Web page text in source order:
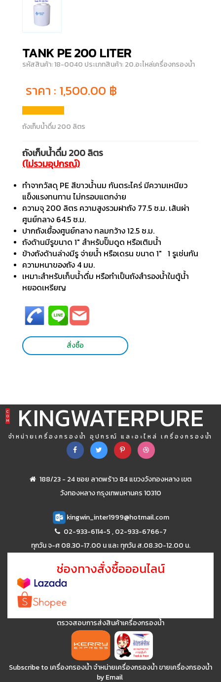
TANK PE 200 LITER
รหัสสินค้า: 18-0040 ประเภทสินค้า: 20.อะไหล่เครื่องกรองน้ำ
ราคา : 1,500.00 ฿
ถังเก็บน้ำดื่ม 200 ลิตร
ถังเก็บน้ำดื่ม 200 ลิตร
(ไม่รวมอุปกรณ์)
ทำจากวัสดุ PE สีขาวน้ำนม กันตระไคร่ มีความเหนียว
แข็งแรงทนทาน ไม่กรอบแตกง่าย
ความจุ 200 ลิตร ความสูงรวมฝาถัง 77.5 ซ.ม. เส้นผ่า
ศูนย์กลาง 64.5 ซ.ม.
ปากถังเยื้องศูนย์กลาง กลมกว้าง 12.5 ซ.ม.
ถังด้านมีรูขนาด 1" สำหรับปั๊มดูด หรือเติมน้ำ
ข้างถังด้านล่างมีรู จ่ายน้ำ หรือเดรน ขนาด 1" 1 รูเช่นกัน
ความหนาของถัง 4 มม.
เหมาะสำหรับเก็บน้ำดื่ม หรือทำเป็นถังสำรองน้ำในตู้น้ำ
หยอดเหรียญ
สั่งซื้อ
C
O
M KINGWATERPURE
จำหน่ายเครื่องกรองน้ำ อุปกรณ์ และอะไหล่ เครื่องกรองน้ำ
188/23 - 24 ซอย ลาดพร้าว 84 แขวงวังทองหลาง เขต
วังทองหลาง กรุงเทพมหานคร 10310
kingwin_inter1999@hotmail.com
02-933-6114-5,02-933-6766-7
ทุกวัน จ-ศ 08.30-17.00 น และ ทุกวัน ส.08.30-12.00 น.
ช่องทางสั่งซื้อออนไลน์
ตรวจสอบการส่งสินค้าเครื่องกรองน้ำ
Subscribe to เครื่องกรองน้ำ จำหน่ายเครื่องกรองน้ำ ขายเครื่องกรองน้ำ
by Email